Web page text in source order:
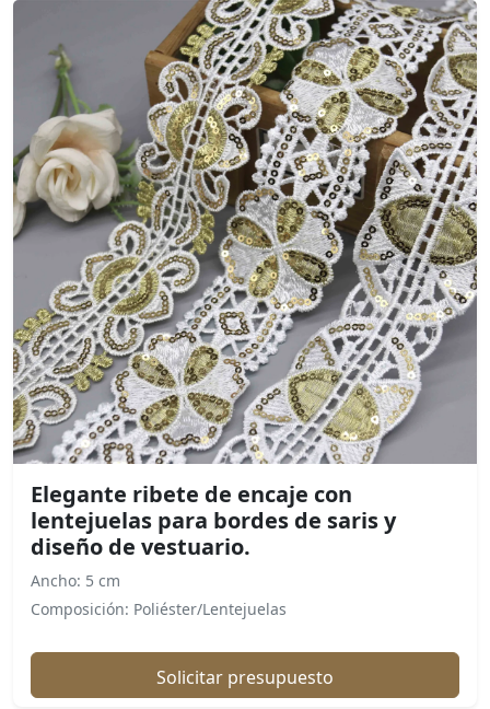
Elegante ribete de encaje con
lentejuelas para bordes de saris y
diseño de vestuario.
Ancho: 5 cm
Composición: Poliéster/Lentejuelas
Solicitar presupuesto